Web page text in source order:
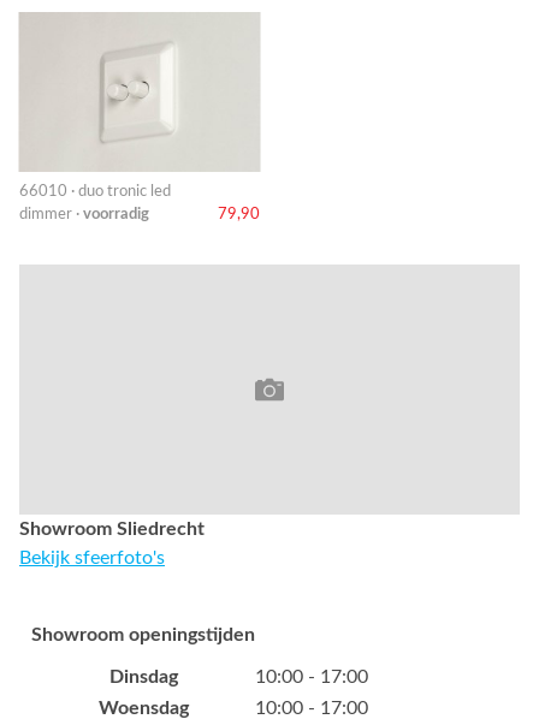
66010 · duo tronic led
dimmer · voorradig 79,90
Showroom Sliedrecht
Bekijk sfeerfoto's
Showroom openingstijden
Dinsdag
10:00 - 17:00
Woensdag
10:00 - 17:00